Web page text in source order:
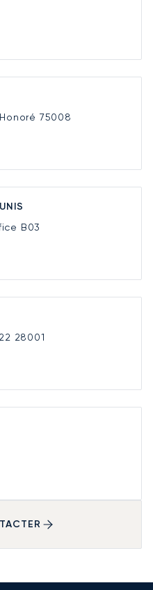
75008
B03
28001